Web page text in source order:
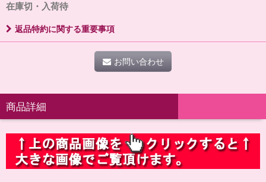
在庫切・入荷待
返品特約に関する重要事項
お問い合わせ
商品詳細